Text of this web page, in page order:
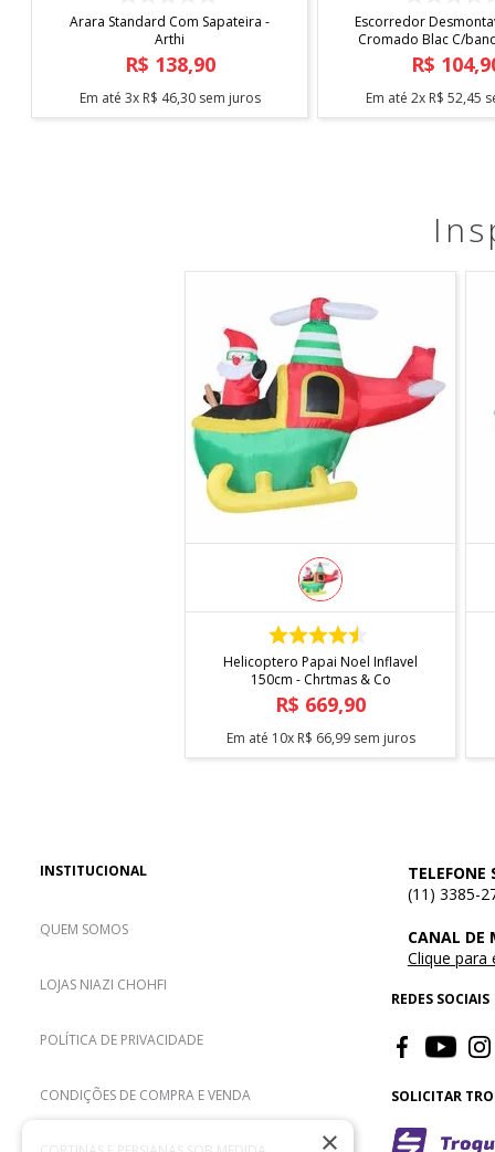
Arara Standard Com Sapateira -
Arthi
R$ 138,90
Em até 3x R$ 46,30sem juros
Escorredor
Cromado Blac C/
Arthi
R$ 104,
Em até 2x R$ 52,45
COMPRAR
Helicoptero Papai Noel Inflavel
150cm - Chrtmas & Co
R$ 669,90
Em até 10x R$ 66,99sem juros
INSTITUCIONAL
QUEM SOMOS
LOJAS NIAZI CHOHFI
POLÍTICA DE PRIVACIDADE
CONDIÇÕES DE COMPRA E VENDA
TELEFONE
(11) 3385-
CANAL DE
Clique para
REDES SOCIAIS
SOLICITAR
×